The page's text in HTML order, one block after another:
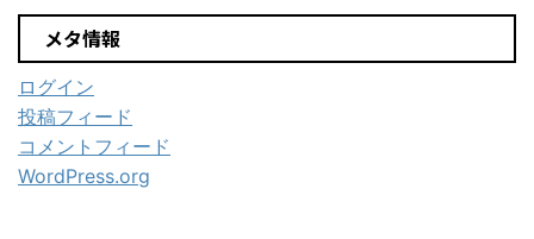
メタ情報
ログイン
投稿フィード
コメントフィード
WordPress.org